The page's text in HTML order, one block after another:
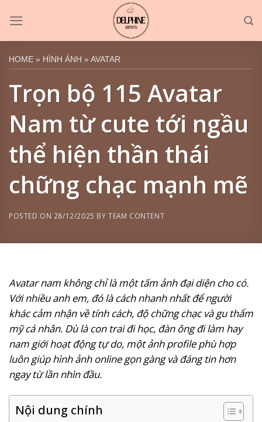
content
HOME » HÌNH ẢNH »AVATAR
Trọn bộ 115 Avatar
Nam từ cute tới ngầu
thể hiện thần thái
chững chạc mạnh mẽ
POSTED ON 28/12/2025 BYTEAM CONTENT
Avatar nam không chỉ là một tấm ảnh đại diện cho có.
Với nhiều anh em, đó là cách nhanh nhất để người
khác cảm nhận về tính cách, độ chững chạc và gu thẩm
mỹ cá nhân. Dù là con trai đi học, đàn ông đi làm hay
nam giới hoạt động tự do, một ảnh profile phù hợp
luôn giúp hình ảnh online gọn gàng và đáng tin hơn
ngay từ lần nhìn đầu.
Nội dung chính